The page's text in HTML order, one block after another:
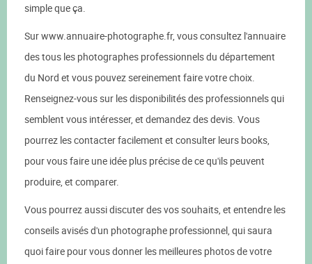
simple que ça.
Sur www.annuaire-photographe.fr, vous consultez l'annuaire
des tous les photographes professionnels du département
du Nord et vous pouvez sereinement faire votre choix.
Renseignez-vous sur les disponibilités des professionnels qui
semblent vous intéresser, et demandez des devis. Vous
pourrez les contacter facilement et consulter leurs books,
pour vous faire une idée plus précise de ce qu'ils peuvent
produire, et comparer.
Vous pourrez aussi discuter des vos souhaits, et entendre les
conseils avisés d'un photographe professionnel, qui saura
quoi faire pour vous donner les meilleures photos de votre